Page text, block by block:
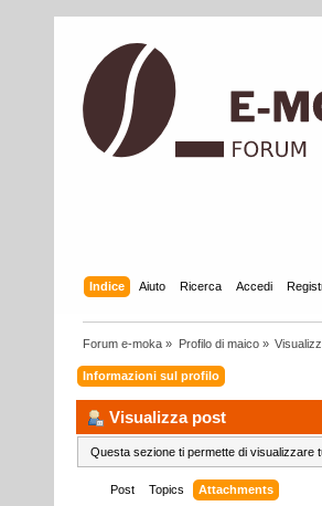
Indice Aiuto Ricerca Accedi
Forum e-moka » Profilo di maico»
Informazioni sul profilo
Visualizza post
Questa sezione ti permette di visualizzare
Post Topics Attachments